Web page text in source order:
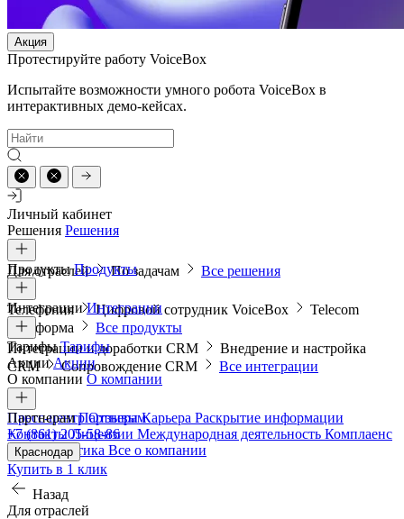
Акция
Протестируйте работу VoiceBox
Испытайте возможности умного робота VoiceBox в
интерактивных демо-кейсах.
Личный кабинет
Решения Решения
Для отраслей По задачам Все решения
ПродуктыПродукты
Телефония Цифровой сотрудник VoiceBox
Telecom
платформа
Все продукты
ИнтеграцииИнтеграции
Интеграции и доработки CRM
Внедрение и настройка
CRM
Сопровождение CRM Все интеграции
ТарифыТарифы
АкцииАкции
О компании О компании
Пресс-центрОтзывыКарьера Раскрытие информации
КонтактыЛицензии Международная деятельность Комплаенс
и деловая этика Все о компании
ПартнерамПартнерам
+7 (861) 205-58-86
Краснодар
Купить в 1 клик
Назад
Для отраслей